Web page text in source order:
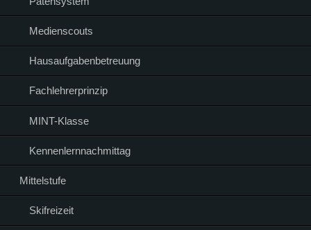
Medienscouts
Hausaufgabenbetreuung
Fachlehrerprinzip
MINT-Klasse
Kennenlernnachmittag
Mittelstufe
Skifreizeit